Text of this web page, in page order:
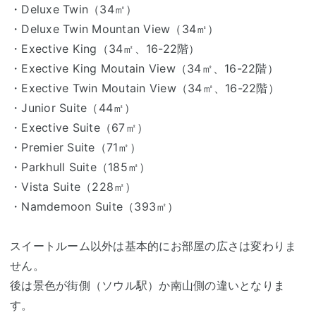
・Deluxe Twin（34㎡）
・Deluxe Twin Mountan View（34㎡）
・Exective King（34㎡、16-22階）
・Exective King Moutain View（34㎡、16-22階）
・Exective Twin Moutain View（34㎡、16-22階）
・Junior Suite（44㎡）
・Exective Suite（67㎡）
・Premier Suite（71㎡）
・Parkhull Suite（185㎡）
・Vista Suite（228㎡）
・Namdemoon Suite（393㎡）
スイートルーム以外は基本的にお部屋の広さは変わりま
せん。
後は景色が街側（ソウル駅）か南山側の違いとなりま
す。